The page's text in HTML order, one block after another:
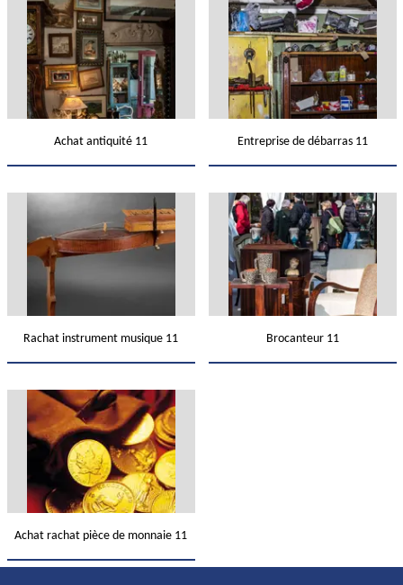
Achat antiquité 11 Entreprise de débarras 11
Rachat instrument musique 11 Brocanteur 11
Achat rachat pièce de monnaie 11